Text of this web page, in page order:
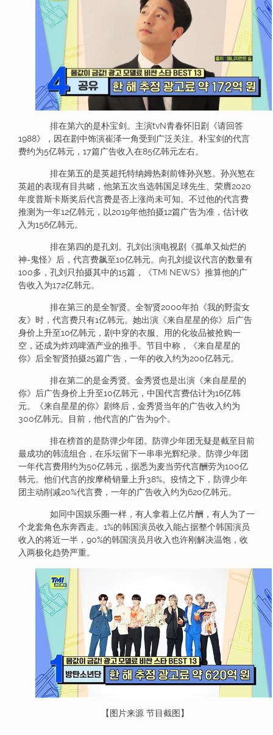
排在第六的是朴宝剑。主演tvN青春怀旧剧《请回答
1988》，因在剧中饰演崔泽一角受到广泛关注。朴宝剑的代言
费约为5亿韩元，17篇广告收入在85亿韩元左右。
排在第五的是英超托特纳姆热刺前锋孙兴慜。孙兴慜在
英超的表现有目共睹，他第五次当选韩国足球先生、荣膺2020
年度普斯卡斯奖后代言费是否上涨尚未可知。不过他的代言费
推测为一年12亿韩元，以2019年他拍摄12篇广告为准，估计收
入为156亿韩元。
排在第四的是孔刘。孔刘出演电视剧《孤单又灿烂的
神-鬼怪》后，代言费飙至10亿韩元。向孔刘提议代言的数量有
100多，孔刘只拍摄其中的15篇，《TMI NEWS》推算他的广
告收入为172亿韩元。
排在第三的是全智贤。全智贤2000年拍《我的野蛮女
友》时，代言费只有1亿韩元。她出演《来自星星的你》后广告
身价上升至10亿韩元，剧中穿的衣服、用的化妆品被抢购一
空，还成为炸鸡啤酒产业的推手。节目中称，《来自星星的
你》后全智贤拍摄25篇广告，一年的收入约为200亿韩元。
排在第二的是金秀贤。金秀贤也是出演《来自星星的
你》后广告身价上升至10亿韩元，中国代言费估计为16亿韩
元。《来自星星的你》剧终后，金秀贤当年的广告收入约为
300亿韩元。目前，他代言的广告为9个。
排在榜首的是防弹少年团。防弹少年团无疑是截至目前
最成功的韩流组合，在乐坛留下一串串光辉纪录。防弹少年团
一年代言费用约为50亿韩元，据悉为麦当劳代言酬劳为100亿
韩元。他们代言的按摩椅销量上升38%。疫情之下，防弹少年
团主动削减20%代言费，一年的广告收入约为620亿韩元。
如同中国娱乐圈一样，有人拿着上亿片酬，有人为了一
个龙套角色东奔西走。1%的韩国演员收入能占据整个韩国演员
收入的将近一半，90%的韩国演员月收入也许刚解决温饱，收
入两极化趋势严重。
【图片来源 节目截图】